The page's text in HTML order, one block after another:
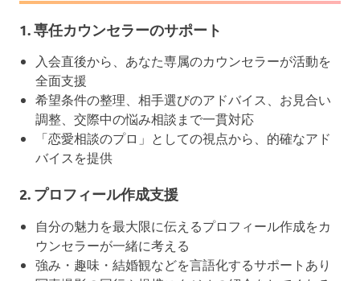
1.専任カウンセラーのサポート
入会直後から、あなた専属のカウンセラーが活動を
全面支援
希望条件の整理、相手選びのアドバイス、お見合い
調整、交際中の悩み相談まで一貫対応
「恋愛相談のプロ」としての視点から、的確なアド
バイスを提供
2. プロフィール作成支援
自分の魅力を最大限に伝えるプロフィール作成をカ
ウンセラーが一緒に考える
強み・趣味・結婚観などを言語化するサポートあり